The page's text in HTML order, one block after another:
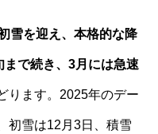
雪を迎え、本格的な降
で続き、3月には急速
ります。2025年のデー
初雪は12月3日、積雪